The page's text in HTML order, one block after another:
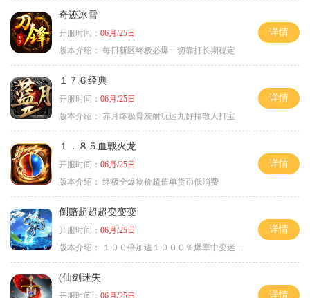
奇迹冰雪
开服时间： 06月/25日
版本介绍： 每日新区终极必爆一切靠打长期稳定
详情
１７６经典
开服时间： 06月/25日
版本介绍： 赤月终极骨灰耐玩运九好搞散人打宝
详情
１．８５血戰火龙
开服时间： 06月/25日
版本介绍： 终极全爆物价超值单货币低消费
详情
倒赔超超超变变变
开服时间： 06月/25日
版本介绍：
１００倍加速１０００％爆率中变迷失单职
详情
(仙剑迷失
开服时间： 06月/25日
详情